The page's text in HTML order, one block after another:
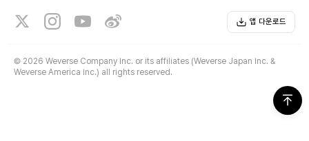
앱 다운로드
© 2026 Weverse Company Inc. or its affiliates (Weverse Japan Inc. &
Weverse America Inc.) all rights reserved.